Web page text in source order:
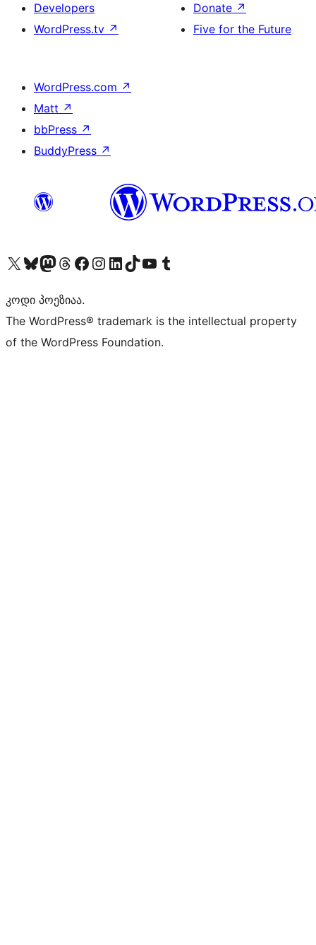
Developers
WordPress.tv ↗
Donate ↗
Five for the Future
WordPress.com ↗
Matt ↗
bbPress ↗
BuddyPress ↗
Visit our X (formerly Twitter) account
Visit our Bluesky account
Visit our Mastodon account
Visit our Threads account
Visit our Facebook page
Visit our Instagram account
Visit our LinkedIn account
Visit our TikTok account
Visit our YouTube channel
Visit our Tumblr account
კოდი პოეზიაა.
The WordPress® trademark is the intellectual property
of the WordPress Foundation.